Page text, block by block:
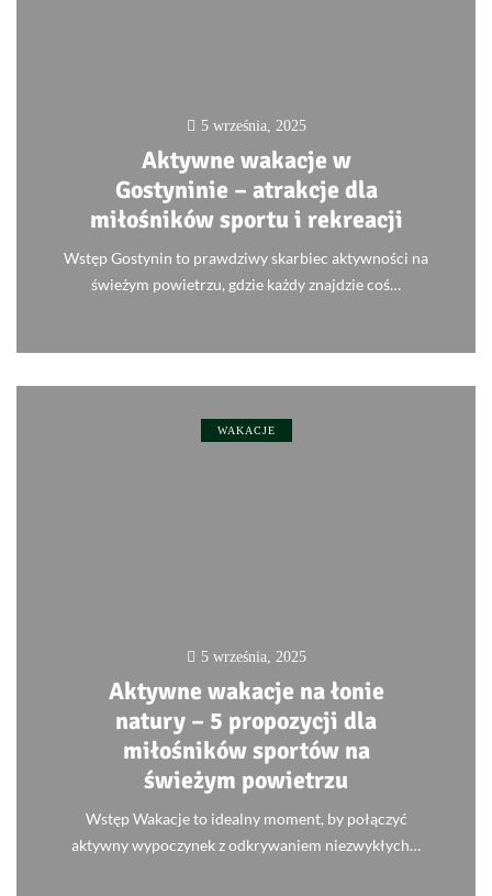
5 września, 2025
Aktywne wakacje w
Gostyninie – atrakcje dla
miłośników sportu i rekreacji
Wstęp Gostynin to prawdziwy skarbiec aktywności na
świeżym powietrzu, gdzie każdy znajdzie coś…
WAKACJE
5 września, 2025
Aktywne wakacje na łonie
natury – 5 propozycji dla
miłośników sportów na
świeżym powietrzu
Wstęp Wakacje to idealny moment, by połączyć
aktywny wypoczynek z odkrywaniem niezwykłych…